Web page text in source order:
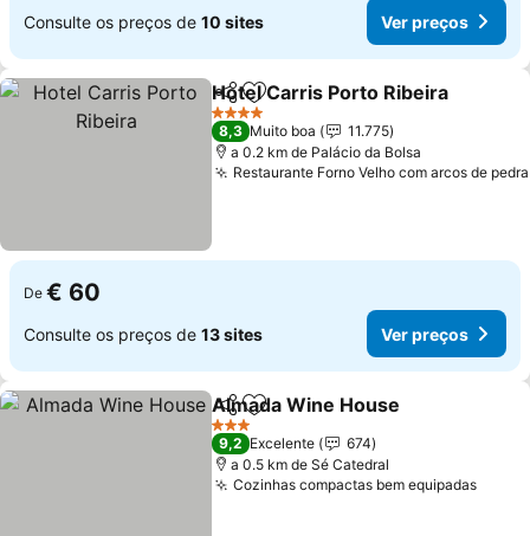
Consulte os preços de 10 sites Ver preços
PartilharAdicionar aos favoritos
Hotel Carris Porto Ribeira
4 Estrelas
8,3 Muito boa
11.775
a 0.2 km de Palácio da Bolsa
Restaurante Forno Velho com arcos de pedra
De € 60
Consulte os preços de 13 sites Ver preços
PartilharAdicionar aos favoritos
Almada Wine House
3 Estrelas
9,2 Excelente
674
a 0.5 km de Sé Catedral
Cozinhas compactas bem equipadasVer